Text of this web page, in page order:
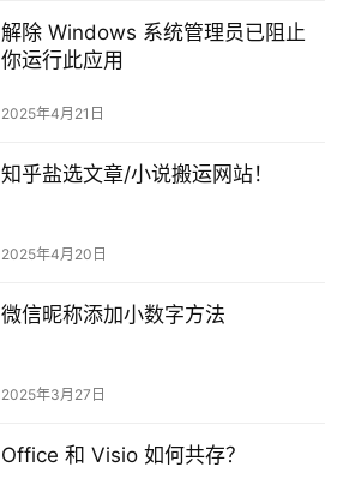
解除 Windows 系统管理员已阻止
你运行此应用
2025年4月21日
知乎盐选文章/小说搬运网站！
2025年4月20日
微信昵称添加小数字方法
2025年3月27日
Office 和 Visio 如何共存？